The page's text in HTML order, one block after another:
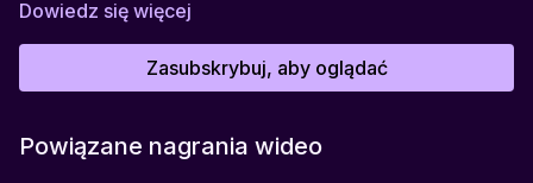
wsparcie dla komórek i układu nerwowego, pomaga wracać
przestrzeń, w której możesz odetchnąć i powoli odzyskiwać
regeneracji fizycznej, uziemieniu, odbudowie energii, redukcji
Dowiedz się więcej
Zasubskrybuj, aby oglądać
Powiązane nagrania wideo